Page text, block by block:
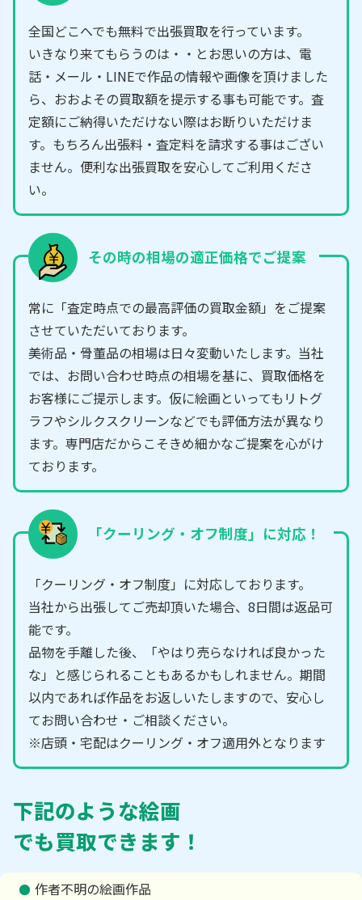
全国どこへでも無料で出張買取を行っています。
いきなり来てもらうのは・・とお思いの方は、電
話・メール・LINEで作品の情報や画像を頂けました
ら、おおよその買取額を提示する事も可能です。査
定額にご納得いただけない際はお断りいただけま
す。もちろん出張料・査定料を請求する事はござい
ません。便利な出張買取を安心してご利用くださ
い。
その時の相場の適正価格でご提案
常に「査定時点での最高評価の買取金額」をご提案
させていただいております。
美術品・骨董品の相場は日々変動いたします。当社
では、お問い合わせ時点の相場を基に、買取価格を
お客様にご提示します。仮に絵画といってもリトグ
ラフやシルクスクリーンなどでも評価方法が異なり
ます。専門店だからこそきめ細かなご提案を心がけ
ております。
「クーリング・オフ制度」に対応！
「クーリング・オフ制度」に対応しております。
当社から出張してご売却頂いた場合、8日間は返品可
能です。
品物を手離した後、「やはり売らなければ良かった
な」と感じられることもあるかもしれません。期間
以内であれば作品をお返しいたしますので、安心し
てお問い合わせ・ご相談ください。
※店頭・宅配はクーリング・オフ適用外となります
下記のような絵画
でも買取できます！
作者不明の絵画作品